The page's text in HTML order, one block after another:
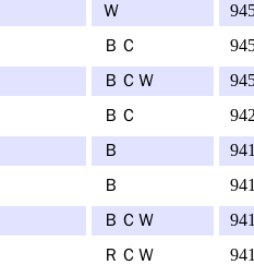
Ｗ
ＢＣ
ＢＣＷ
ＢＣ
Ｂ
Ｂ
ＢＣＷ
ＲＣＷ